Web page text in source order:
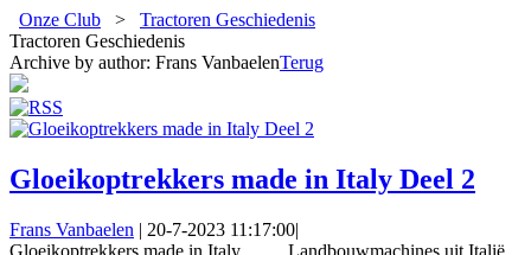
Onze Club > Tractoren Geschiedenis
Tractoren Geschiedenis
Archive by author: Frans VanbaelenTerug
Gloeikoptrekkers made in Italy Deel 2
Frans Vanbaelen | 20-7-2023 11:17:00|